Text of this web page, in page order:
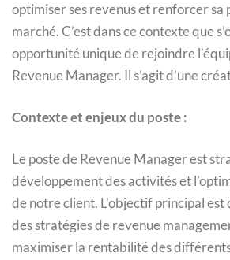
optimiser ses revenus et renforcer sa
marché. C’est dans ce contexte que
opportunité unique de rejoindre
Revenue Manager. Il s’agit d’une
Contexte et enjeux du poste :
Le poste de Revenue Manager est
développement des activités et
de notre client. L’objectif principal
des stratégies de revenue
maximiser la rentabilité des